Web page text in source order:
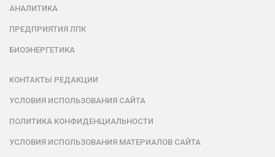
АНАЛИТИКА
ПРЕДПРИЯТИЯ ЛПК
БИОЭНЕРГЕТИКА
КОНТАКТЫ РЕДАКЦИИ
УСЛОВИЯ ИСПОЛЬЗОВАНИЯ САЙТА
ПОЛИТИКА КОНФИДЕНЦИАЛЬНОСТИ
УСЛОВИЯ ИСПОЛЬЗОВАНИЯ МАТЕРИАЛОВ САЙТА